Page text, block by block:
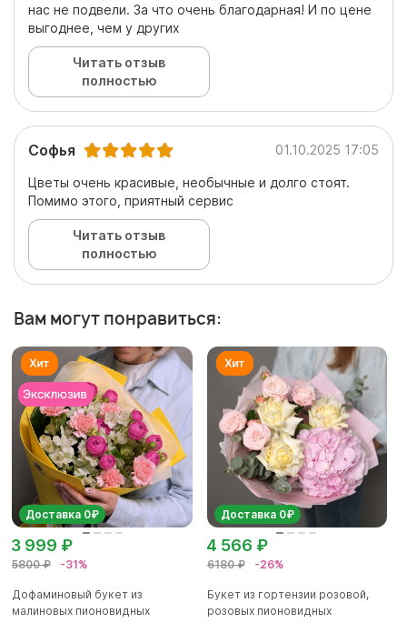
нас не подвели. За что очень благодарная! И по цене
выгоднее, чем у других
Читать отзыв
полностью
Софья 01.10.2025 17:05
Цветы очень красивые, необычные и долго стоят.
Помимо этого, приятный сервис
Читать отзыв
полностью
Вам могут понравиться:
Доставка 0₽
5800 ₽ -31%
3 999 ₽
Дофаминовый букет из
малиновых пионовидных
Доставка 0₽
6180 ₽ -26%
4 566 ₽
Букет из гортензии розовой,
розовых пионовидных